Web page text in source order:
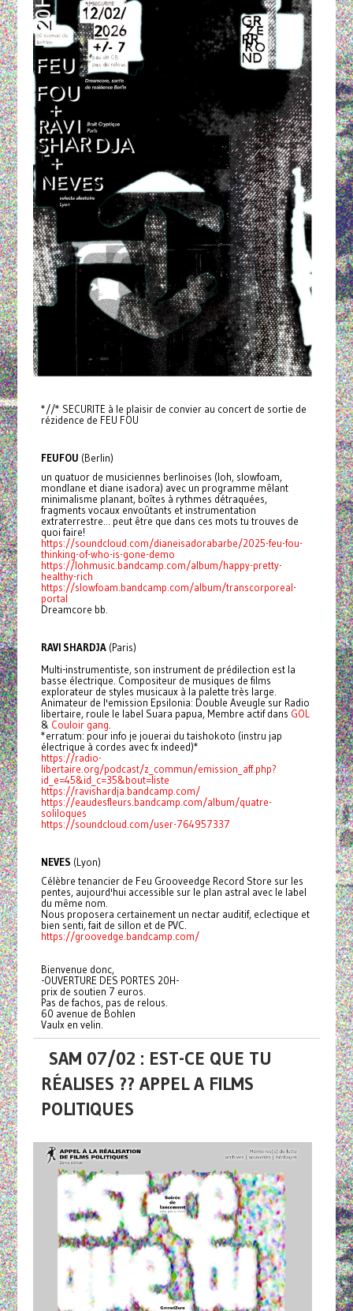
*//* SECURITE à le plaisir de convier au concert de sortie de
rézidence de FEU FOU
FEUFOU (Berlin)
un quatuor de musiciennes berlinoises (loh, slowfoam,
mondlane et diane isadora) avec un programme mêlant
minimalisme planant, boîtes à rythmes détraquées,
fragments vocaux envoûtants et instrumentation
extraterrestre... peut être que dans ces mots tu trouves de
quoi faire!
https://soundcloud.com/dianeisadorabarbe/2025-feu-fou-
thinking-of-who-is-gone-demo
https://lohmusic.bandcamp.com/album/happy-pretty-
healthy-rich
https://slowfoam.bandcamp.com/album/transcorporeal-
portal
Dreamcore bb.
RAVI SHARDJA (Paris)
Multi-instrumentiste, son instrument de prédilection est la
basse électrique. Compositeur de musiques de films
explorateur de styles musicaux à la palette très large.
Animateur de l'emission Epsilonia: Double Aveugle sur Radio
libertaire, roule le label Suara papua, Membre actif dans GOL
& Couloir gang
*erratum: pour info je jouerai du taishokoto (instru jap
électrique à cordes avec fx indeed)*
https://radio-
libertaire.org/podcast/z_commun/emission_aff.php?
id_e=45&id_c=35&bout=liste
https://ravishardja.bandcamp.com/
https://eaudesfleurs.bandcamp.com/album/quatre-
soliloques
https://soundcloud.com/user-764957337
NEVES (Lyon)
Célèbre tenancier de Feu Grooveedge Record Store sur les
pentes, aujourd'hui accessible sur le plan astral avec le label
du même nom.
Nous proposera certainement un nectar auditif, eclectique et
bien senti, fait de sillon et de PVC.
https://groovedge.bandcamp.com/
Bienvenue donc,
-OUVERTURE DES PORTES 20H-
prix de soutien 7 euros.
Pas de fachos, pas de relous.
60 avenue de Bohlen
Vaulx en velin.
SAM 07/02 : EST-CE QUE TU
RÉALISES ?? APPEL A FILMS
POLITIQUES